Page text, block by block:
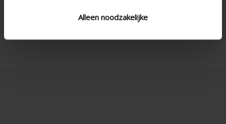
Alleen noodzakelijke
window - vertical